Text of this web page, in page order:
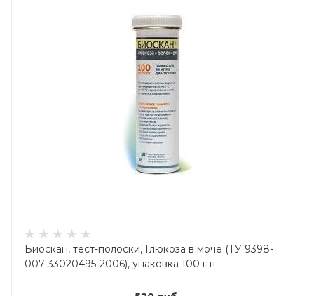
Биоскан, тест-полоски, Глюкоза в моче (ТУ 9398-
007-33020495-2006), упаковка 100 шт